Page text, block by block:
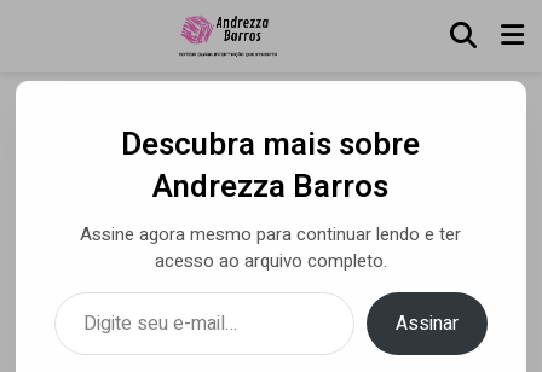
Hairstyle das famosas,
Arthur Tavares celebra 27
anos de carreira
construída
Descubra mais sobre
Andrezza Barros
Assine agora mesmo para continuar lendo e ter
acesso ao arquivo completo.
Digite seu e-mail…
Assinar